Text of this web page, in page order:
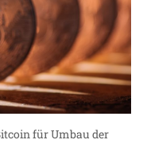
für Umbau der